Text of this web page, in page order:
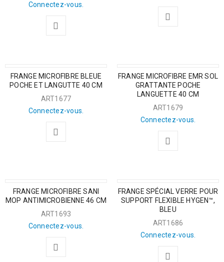
Connectez-vous.
FRANGE MICROFIBRE BLEUE
POCHE ET LANGUTTE 40 CM
ART1677
Connectez-vous.
FRANGE MICROFIBRE EMR SOL
GRATTANTE POCHE
LANGUETTE 40 CM
ART1679
Connectez-vous.
FRANGE MICROFIBRE SANI
MOP ANTIMICROBIENNE 46 CM
ART1693
Connectez-vous.
FRANGE SPÉCIAL VERRE POUR
SUPPORT FLEXIBLE HYGEN™,
BLEU
ART1686
Connectez-vous.